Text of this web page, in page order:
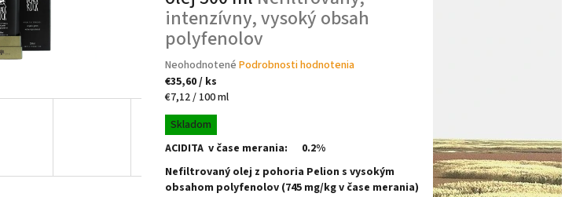
Rodinná výroba v oblasti Mykény
organický (BIO), s oceneniami
intenzívny, vysoký obsah
polyfenolov
Priemerné
hodnotenie
produktu
je
0,0
z
hviezdičiek.
Neohodnotené Podrobnosti hodnotenia
€35,60/ ks
Jednotková
cena:
€7,12 / 100 ml
Skladom
ACIDITA v čase merania: 0.2%
Nefiltrovaný olej z pohoria Pelion s vysokým
obsahom polyfenolov (745 mg/kg v čase merania)